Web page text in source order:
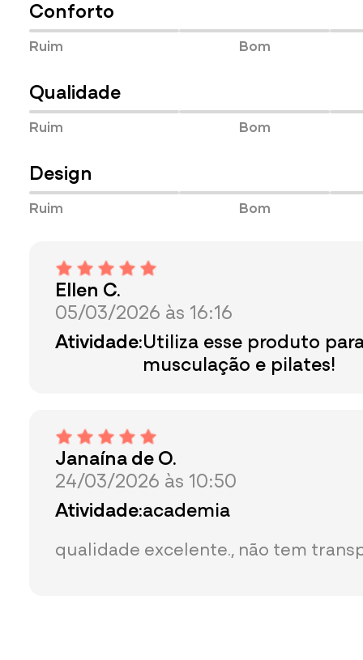
Conforto
Ruim Bom
Qualidade
Ruim Bom
Design
Ruim Bom
Ellen C.
05/03/2026 às 16:16
Atividade:Utiliza esse produto
musculação e pilates!
Janaína de O.
24/03/2026 às 10:50
Atividade:academia
qualidade excelente., não tem